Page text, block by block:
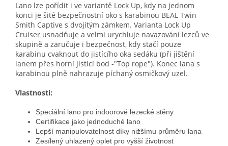
Lano lze pořídit i ve variantě Lock Up, kdy na jednom
konci je šité bezpečnostní oko s karabinou BEAL Twin
Smith Captive s dvojitým zámkem. Varianta Lock Up
Cruiser usnadňuje a velmi urychluje navazování lezců ve
skupině a zaručuje i bezpečnost, kdy stačí pouze
karabinu cvaknout do jistícího oka sedáku (při jištění
lanem přes horní jistící bod -"Top rope"). Konec lana s
karabinou plně nahrazuje píchaný osmičkový uzel.
Vlastnosti:
Speciální lano pro indoorové lezecké stěny
Certifikace jako jednoduché lano
Lepší manipulovatelnost díky nižšímu průměru lana
Zesílený uhlazený oplet pro vyšší životnost